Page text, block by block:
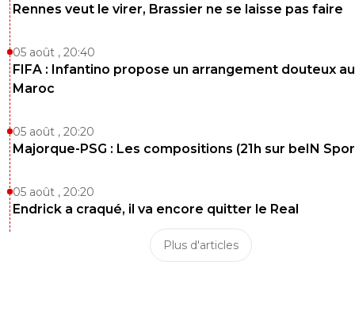
Rennes veut le virer, Brassier ne se laisse pas faire
05 août , 20:40
FIFA : Infantino propose un arrangement douteux au
Maroc
05 août , 20:20
Majorque-PSG : Les compositions (21h sur beIN
05 août , 20:20
Endrick a craqué, il va encore quitter le Real
Plus d'articles